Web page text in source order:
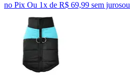
no Pix Ou 1x de R$ 69,99 sem jurosou